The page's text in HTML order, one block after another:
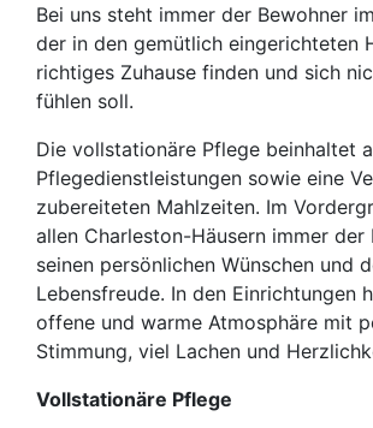
Bei uns steht immer der Bewohner
der in den gemütlich eingerichteten
richtiges Zuhause finden und sich
fühlen soll.
Die vollstationäre Pflege beinhaltet
Pflegedienstleistungen sowie eine
zubereiteten Mahlzeiten. Im
allen Charleston-Häusern immer der
seinen persönlichen Wünschen und
Lebensfreude. In den Einrichtungen
offene und warme Atmosphäre mit
Stimmung, viel Lachen und
Vollstationäre Pflege